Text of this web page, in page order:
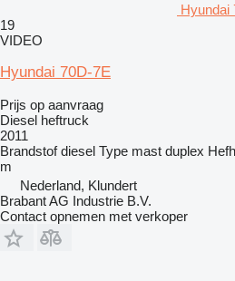
Hyundai
19
VIDEO
Hyundai 70D-7E
Prijs op aanvraag
Diesel heftruck
2011
Brandstof diesel Type mast duplex
m
Nederland, Klundert
Brabant AG Industrie B.V.
Contact opnemen met verkoper